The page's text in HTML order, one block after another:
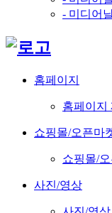
- 미디어
홈페이지
홈페이지
쇼핑몰/오픈마
쇼핑몰/
사진/영상